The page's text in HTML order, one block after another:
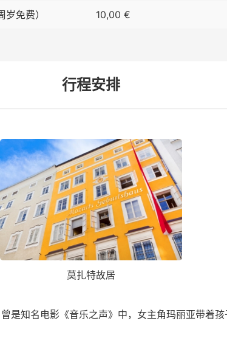
免费） 10,00 €
行程安排
莫扎特故居
是知名电影《音乐之声》中，女主角玛丽亚带着